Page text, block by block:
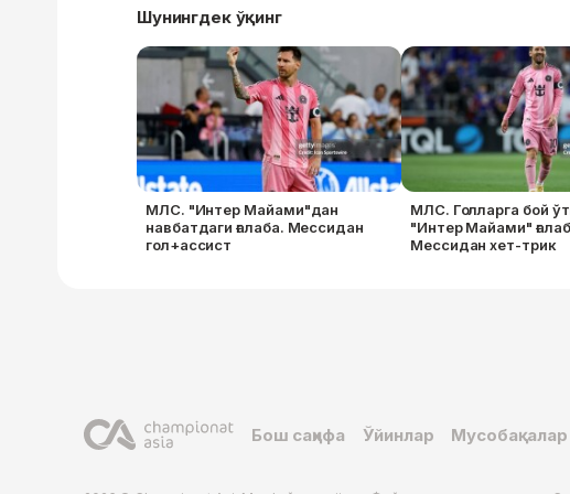
Шунингдек ўқинг
МЛС. "Интер Майами"дан
навбатдаги ғалаба. Мессидан
гол+ассист
МЛС. Голларга бой
"Интер Майами"
Мессидан хет-трик
Бош саҳифа Ўйинлар Мусобақалар